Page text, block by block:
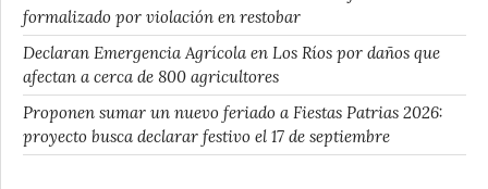
formalizado por violación en restobar
Declaran Emergencia Agrícola en Los Ríos por daños que
afectan a cerca de 800 agricultores
Proponen sumar un nuevo feriado a Fiestas Patrias 2026:
proyecto busca declarar festivo el 17 de septiembre